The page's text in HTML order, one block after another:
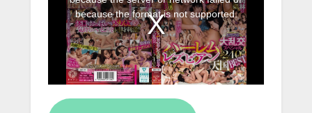
modal
window.
because the format is not supported.